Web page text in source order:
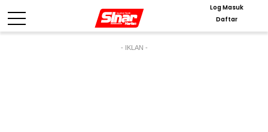
Log Masuk
Daftar
- IKLAN -